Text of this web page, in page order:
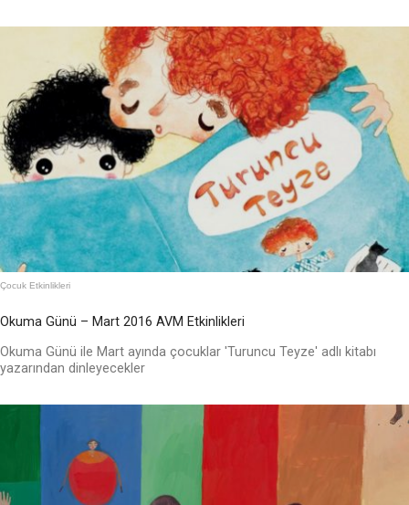
Çocuk Etkinlikleri
Okuma Günü – Mart 2016 AVM Etkinlikleri
Okuma Günü ile Mart ayında çocuklar 'Turuncu Teyze' adlı kitabı
yazarından dinleyecekler